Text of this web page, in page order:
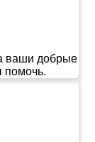
ваши добрые
помочь.